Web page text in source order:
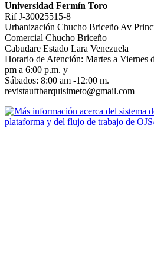
Universidad Fermín Toro
Rif J-30025515-8
Urbanización Chucho Briceño Av
Comercial Chucho Briceño
Cabudare Estado Lara Venezuela
Horario de Atención: Martes a Viernes
pm a 6:00 p.m. y
Sábados: 8:00 am -12:00 m.
revistauftbarquisimeto@gmail.com